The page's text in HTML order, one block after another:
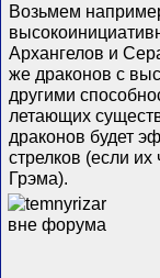
Возьмем
Архангелов и
же драконов с
другими
летающих
драконов будет
стрелков (если
Грэма).